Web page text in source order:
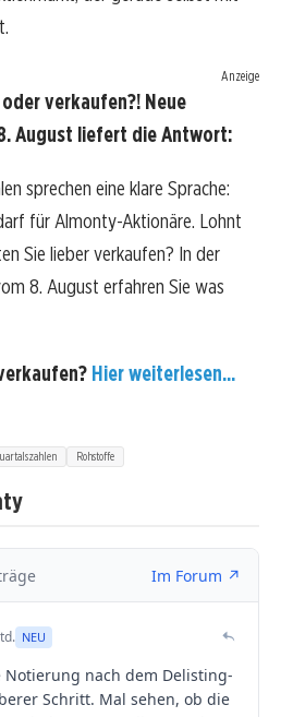
Anzeige
verkaufen?! Neue
August liefert die Antwort:
sprechen eine klare Sprache:
für Almonty-Aktionäre. Lohnt
Sie lieber verkaufen? In der
8. August erfahren Sie was
Hier weiterlesen...
Rohstoffe